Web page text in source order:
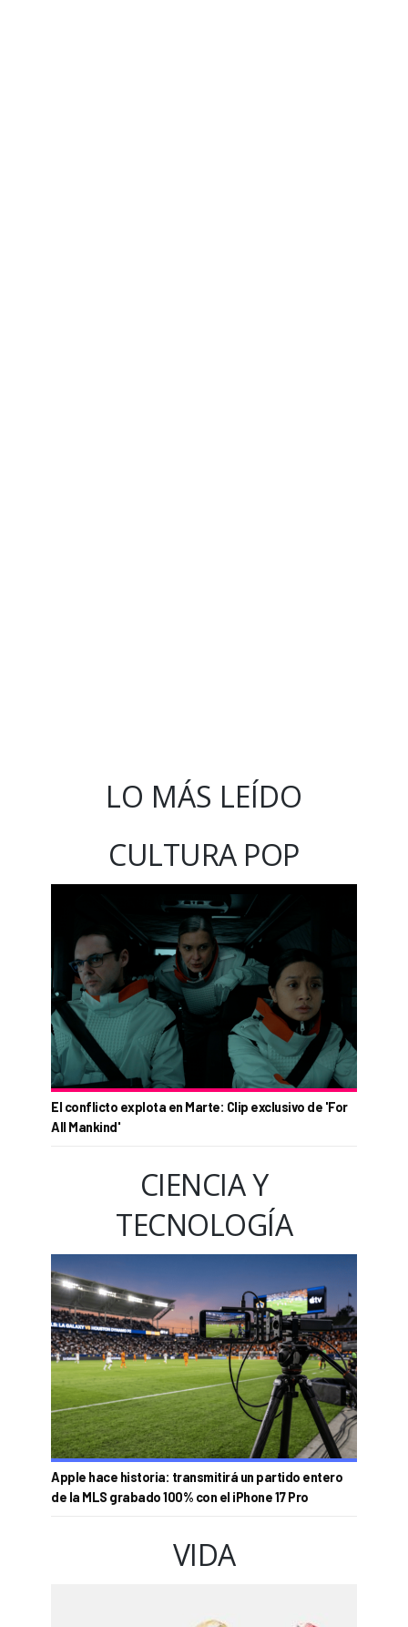
LO MÁS LEÍDO
CULTURA POP
El conflicto explota en Marte: Clip exclusivo de 'For
All Mankind'
CIENCIA Y
TECNOLOGÍA
Apple hace historia: transmitirá un partido entero
de la MLS grabado 100% con el iPhone 17 Pro
VIDA